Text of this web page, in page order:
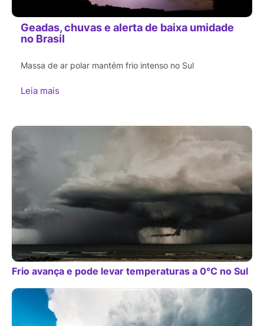
Geadas, chuvas e alerta de baixa umidade
no Brasil
Massa de ar polar mantém frio intenso no Sul
Leia mais
Frio avança e pode levar temperaturas a 0°C no Sul